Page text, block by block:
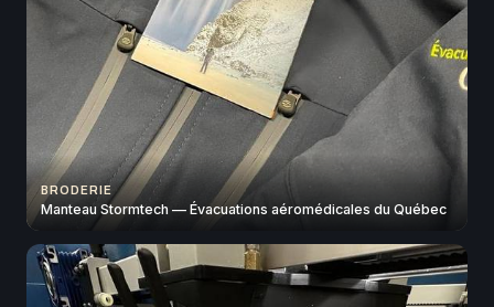
BRODERIE
Manteau Stormtech — Évacuations aéromédicales du Québec